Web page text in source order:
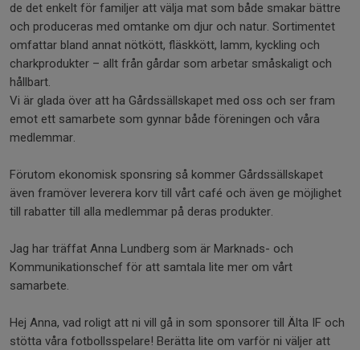
de det enkelt för familjer att välja mat som både smakar bättre
och produceras med omtanke om djur och natur. Sortimentet
omfattar bland annat nötkött, fläskkött, lamm, kyckling och
charkprodukter – allt från gårdar som arbetar småskaligt och
hållbart.
Vi är glada över att ha Gårdssällskapet med oss och ser fram
emot ett samarbete som gynnar både föreningen och våra
medlemmar.
Förutom ekonomisk sponsring så kommer Gårdssällskapet
även framöver leverera korv till vårt café och även ge möjlighet
till rabatter till alla medlemmar på deras produkter.
Jag har träffat Anna Lundberg som är Marknads- och
Kommunikationschef för att samtala lite mer om vårt
samarbete.
Hej Anna, vad roligt att ni vill gå in som sponsorer till Älta IF och
stötta våra fotbollsspelare! Berätta lite om varför ni väljer att